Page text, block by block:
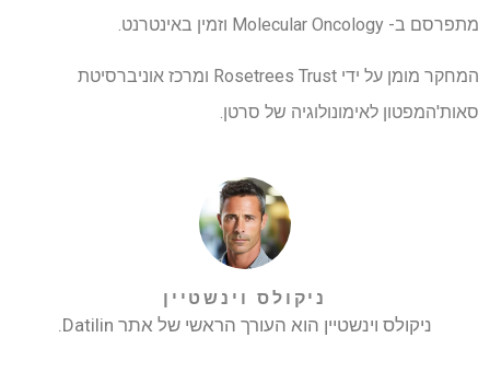
מתפרסם ב- Molecular Oncology וזמין באינטרנט.
המחקר מומן על ידי Rosetrees Trust ומרכז אוניברסיטת
סאות'המפטון לאימונולוגיה של סרטן.
ניקולס וינשטיין
ניקולס וינשטיין הוא העורך הראשי של אתר Datilin.